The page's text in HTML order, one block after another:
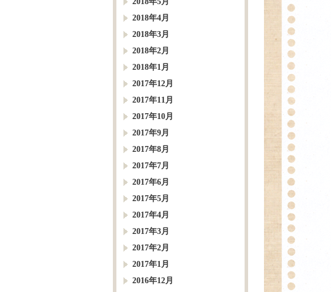
2018年4月
2018年3月
2018年2月
2018年1月
2017年12月
2017年11月
2017年10月
2017年9月
2017年8月
2017年7月
2017年6月
2017年5月
2017年4月
2017年3月
2017年2月
2017年1月
2016年12月